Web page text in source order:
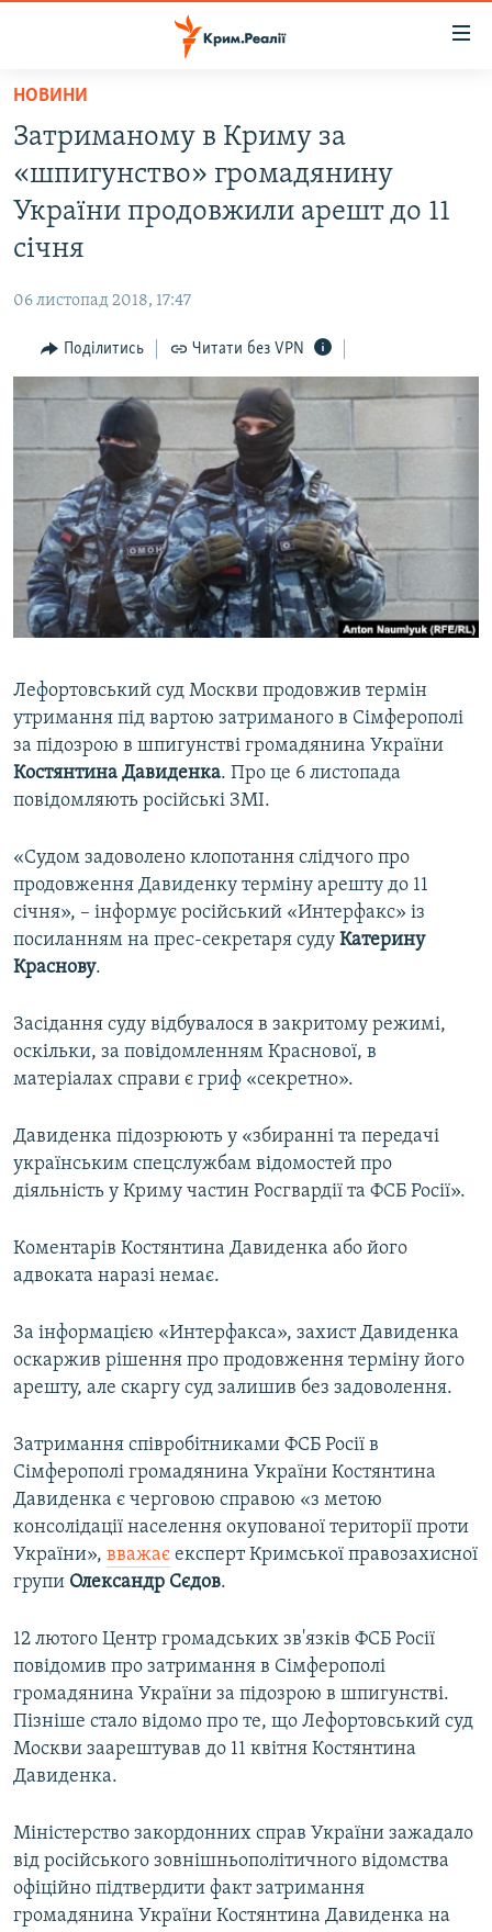
Перейти
основного
матеріалу
Перейти
до
основної
Перейти
пошуку
ВОДА.КРИМ
ВІДЕО ТА ФОТО
ПОЛІТИКА
ІНТЕРВ'Ю
ВСЕ ЗА ДЕНЬ
СПЕЦПРОЕКТИ
ДЕПОРТАЦІЯ
ВІДЕОУРОКИ «ELIFBE»
СВІДЧЕННЯ ОКУПАЦІЇ
УКРАЇНСЬКА ПРОБЛЕМА КРИМУ
ІНФОГРАФІКА
ЯК ОБІЙТИ БЛОКУВАННЯ
Русский
Qırımtatar
ДОЛУЧАЙСЯ!
Усі сайти RFE/RL
НОВИНИ
Затриманому в Криму за
«шпигунство» громадянину
України продовжили арешт до 11
січня
06 листопад 2018, 17:47
Поділитись Читати без VPN
Лефортовський суд Москви продовжив термін
утримання під вартою затриманого в Сімферополі
за підозрою в шпигунстві громадянина України
Костянтина Давиденка. Про це 6 листопада
повідомляють російські ЗМІ.
«Судом задоволено клопотання слідчого про
продовження Давиденку терміну арешту до 11
січня», – інформує російський «Интерфакс» із
посиланням на прес-секретаря суду Катерину
Краснову.
Засідання суду відбувалося в закритому режимі,
оскільки, за повідомленням Краснової, в
матеріалах справи є гриф «секретно».
Давиденка підозрюють у «збиранні та передачі
українським спецслужбам відомостей про
діяльність у Криму частин Росгвардії та ФСБ Росії».
Коментарів Костянтина Давиденка або його
адвоката наразі немає.
За інформацією «Интерфакса», захист Давиденка
оскаржив рішення про продовження терміну його
арешту, але скаргу суд залишив без задоволення.
Затримання співробітниками ФСБ Росії в
Сімферополі громадянина України Костянтина
Давиденка є черговою справою «з метою
консолідації населення окупованої території проти
України», вважає експерт Кримської правозахисної
групи Олександр Сєдов.
12 лютого Центр громадських зв'язків ФСБ Росії
повідомив про затримання в Сімферополі
громадянина України за підозрою в шпигунстві.
Пізніше стало відомо про те, що Лефортовський суд
Москви заарештував до 11 квітня Костянтина
Давиденка.
Міністерство закордонних справ України зажадало
від російського зовнішньополітичного відомства
офіційно підтвердити факт затримання
громадянина України Костянтина Давиденка на